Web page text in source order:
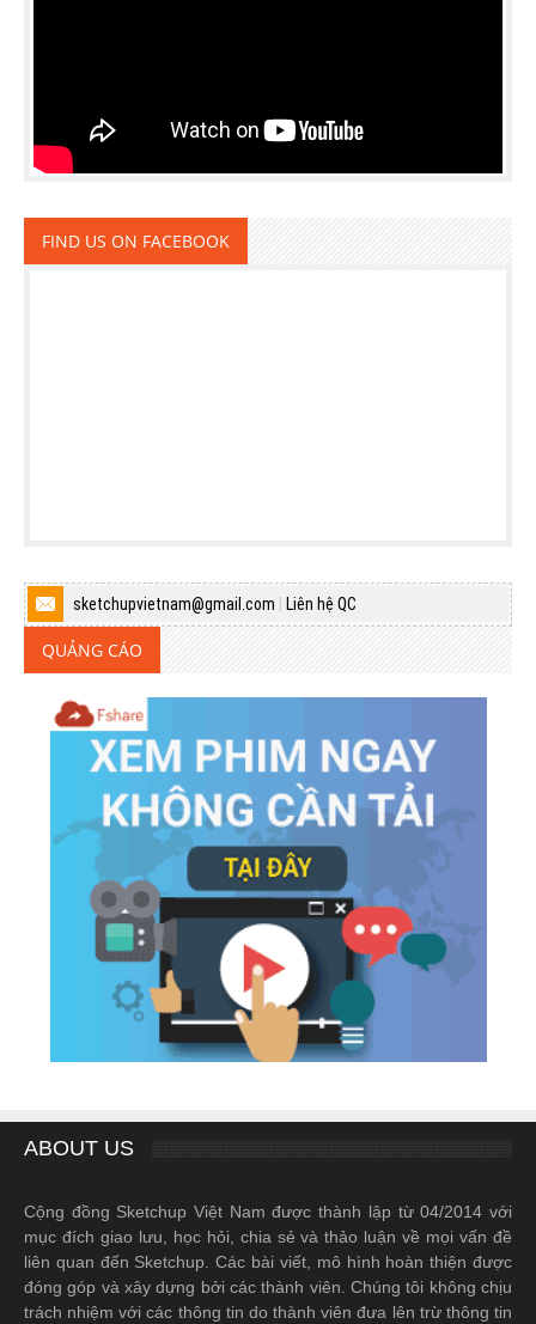
FIND US ON FACEBOOK
sketchupvietnam@gmail.com Liên hệ QC
QUẢNG CÁO
ABOUT US
Cộng đồng Sketchup Việt Nam được thành lập từ 04/2014 với
mục đích giao lưu, học hỏi, chia sẻ và thảo luận về mọi vấn đề
liên quan đến Sketchup. Các bài viết, mô hình hoàn thiện được
đóng góp và xây dựng bởi các thành viên. Chúng tôi không chịu
trách nhiệm với các thông tin do thành viên đưa lên trừ thông tin